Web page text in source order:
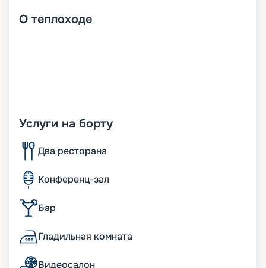
О теплоходе
Услуги на борту
Два ресторана
Конференц-зал
Бар
Гладильная комната
Видеосалон